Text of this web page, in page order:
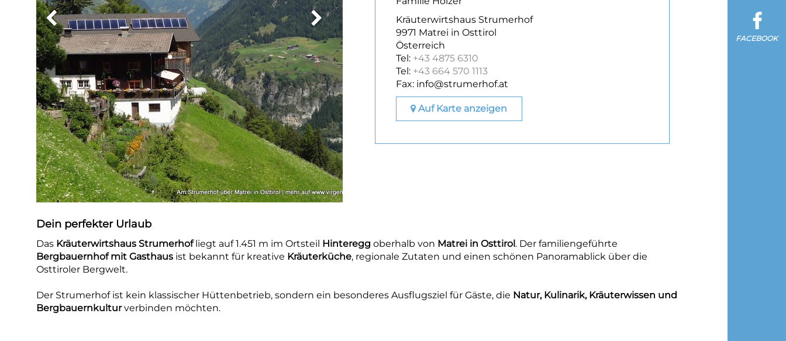
FACEBOOK
Kräuterwirtshaus Strumerhof
9971 Matrei in Osttirol
Österreich
Tel: +43 4875 6310
Tel: +43 664 570 1113
Fax: info@strumerhof.at
Auf Karte anzeigen
Dein perfekter Urlaub
Das Kräuterwirtshaus Strumerhofliegt auf 1.451 m im Ortsteil Hinteregg oberhalb von Matrei in Osttirol. Der familiengeführte
Bergbauernhof mit Gasthaus ist bekannt für kreative Kräuterküche, regionale Zutaten und einen schönen Panoramablick über die
Osttiroler Bergwelt.
Der Strumerhof ist kein klassischer Hüttenbetrieb, sondern ein besonderes Ausflugsziel für Gäste, die Natur, Kulinarik, Kräuterwissen und
Bergbauernkulturverbinden möchten.